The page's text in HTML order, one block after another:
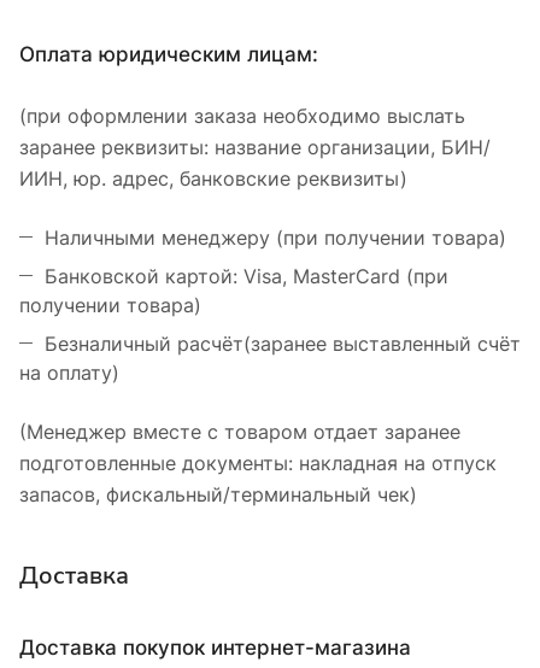
Оплата юридическим лицам:
(при оформлении заказа необходимо выслать
заранее реквизиты: название организации, БИН/
ИИН, юр. адрес, банковские реквизиты)
Наличными менеджеру (при получении товара)
Банковской картой: Visa, MasterCard (при
получении товара)
Безналичный расчёт(заранее выставленный счёт
на оплату)
(Менеджер вместе с товаром отдает заранее
подготовленные документы: накладная на отпуск
запасов, фискальный/терминальный чек)
Доставка
Доставка покупок интернет-магазина